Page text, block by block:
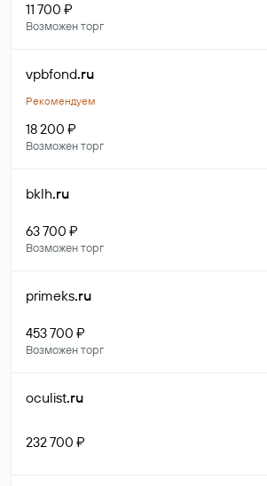
11 700 ₽
Возможен торг
vpbfond.ru
Рекомендуем
18 200 ₽
Возможен торг
bklh.ru
63 700 ₽
Возможен торг
primeks.ru
453 700 ₽
Возможен торг
oculist.ru
232 700 ₽